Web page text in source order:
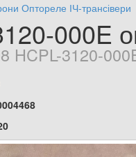
Оптореле ІЧ-трансівери
000E
HCPL-3120-